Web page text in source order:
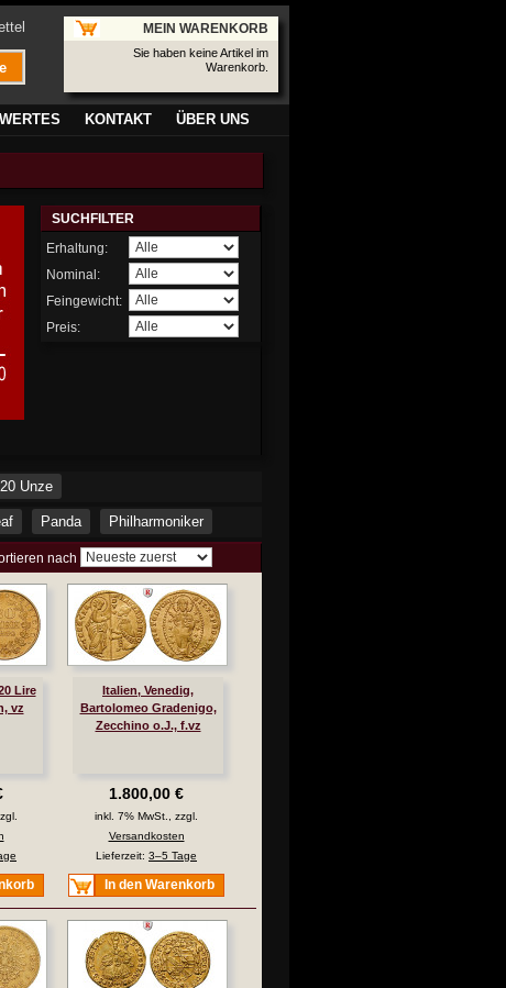
MEIN WARENKORB
Sie haben keine Artikel im
Warenkorb.
KONTAKT ÜBER UNS
SUCHFILTER
Erhaltung:
Nominal:
Feingewicht:
Preis:
Unze
Panda Philharmoniker
nach
Lire
vz
Italien, Venedig,
Bartolomeo Gradenigo,
Zecchino o.J., f.vz
1.800,00 €
inkl. 7% MwSt., zzgl.
Versandkosten
Lieferzeit: 3–5 Tage
In den Warenkorb